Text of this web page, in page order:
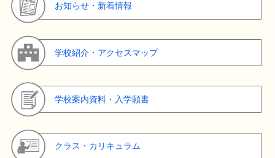
お知らせ・新着情報
学校紹介・アクセスマップ
学校案内資料・入学願書
クラス・カリキュラム